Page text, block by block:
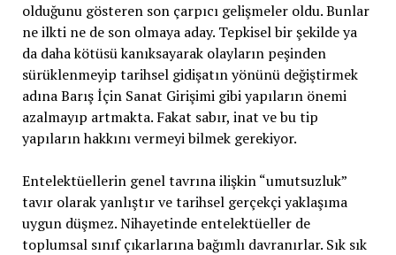
olduğunu gösteren son çarpıcı gelişmeler oldu. Bunlar
ne ilkti ne de son olmaya aday. Tepkisel bir şekilde ya
da daha kötüsü kanıksayarak olayların peşinden
sürüklenmeyip tarihsel gidişatın yönünü değiştirmek
adına Barış İçin Sanat Girişimi gibi yapıların önemi
azalmayıp artmakta. Fakat sabır, inat ve bu tip
yapıların hakkını vermeyi bilmek gerekiyor.
Entelektüellerin genel tavrına ilişkin “umutsuzluk”
tavır olarak yanlıştır ve tarihsel gerçekçi yaklaşıma
uygun düşmez. Nihayetinde entelektüeller de
toplumsal sınıf çıkarlarına bağımlı davranırlar. Sık sık